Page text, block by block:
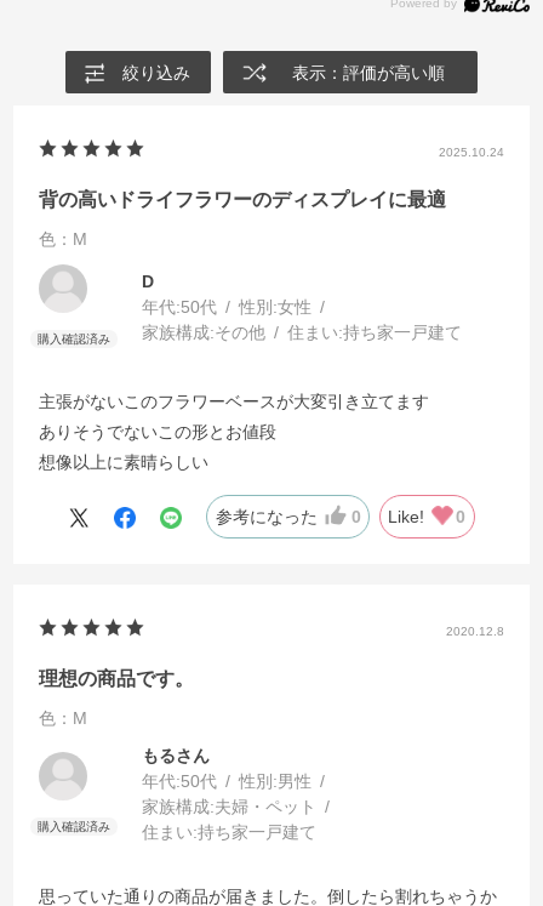
絞り込み 表示：評価が高い順
2025.10.24
背の高いドライフラワーのディスプレイに最適
色：M
D
年代:50代 性別:女性
家族構成:その他 住まい:持ち家一戸建て
主張がないこのフラワーベースが大変引き立てます
ありそうでないこの形とお値段
想像以上に素晴らしい
参考になった 0 Like! 0
2020.12.8
理想の商品です。
色：M
もるさん
年代:50代 性別:男性
家族構成:夫婦・ペット
住まい:持ち家一戸建て
思っていた通りの商品が届きました。倒したら割れちゃうか